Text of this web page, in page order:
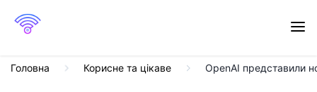
Головна Корисне та цікаве ОpenAI представили